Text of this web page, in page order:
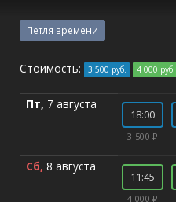
Петля времени
Стоимость: 3 500 руб. 4 000 руб.
Пт, 7 августа
18:00
3 500 ₽
Сб, 8 августа
11:45
4 000 ₽